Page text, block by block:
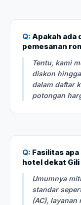
Q: Apakah ada
pemesanan
Tentu, kami
diskon
dalam daftar
potongan
Q: Fasilitas
hotel dekat
Umumnya
standar
(AC),